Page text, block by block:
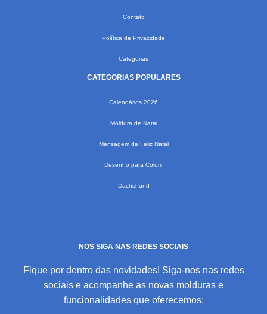
Contato
Política de Privacidade
Categorias
CATEGORIAS POPULARES
Calendários 2026
Moldura de Natal
Mensagem de Feliz Natal
Desenho para Colorir
Dachshund
NOS SIGA NAS REDES SOCIAIS
Fique por dentro das novidades! Siga-nos nas redes
sociais e acompanhe as novas molduras e
funcionalidades que oferecemos: